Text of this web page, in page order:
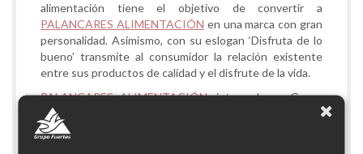
alimentación tiene el objetivo de convertir a
PALANCARES ALIMENTACIÓN en una marca con gran
personalidad. Asimismo, con su eslogan ‘Disfruta de lo
bueno’ transmite al consumidor la relación existente
entre sus productos de calidad y el disfrute de la vida.
PALANCARES ALIMENTACIÓN, integrada en Grupo
Fuertes, se dedica a la elaboración de quesos y
productos lácteos. Su tradición artesana le permite